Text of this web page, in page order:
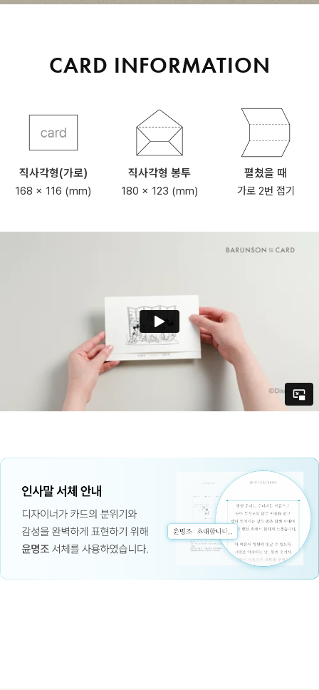
CARD INFORMATION
직사각형(가로)
168 x 116 (mm)
직사각형 봉투
180 x 123 (mm)
펼쳤을 때
가로 2번 접기